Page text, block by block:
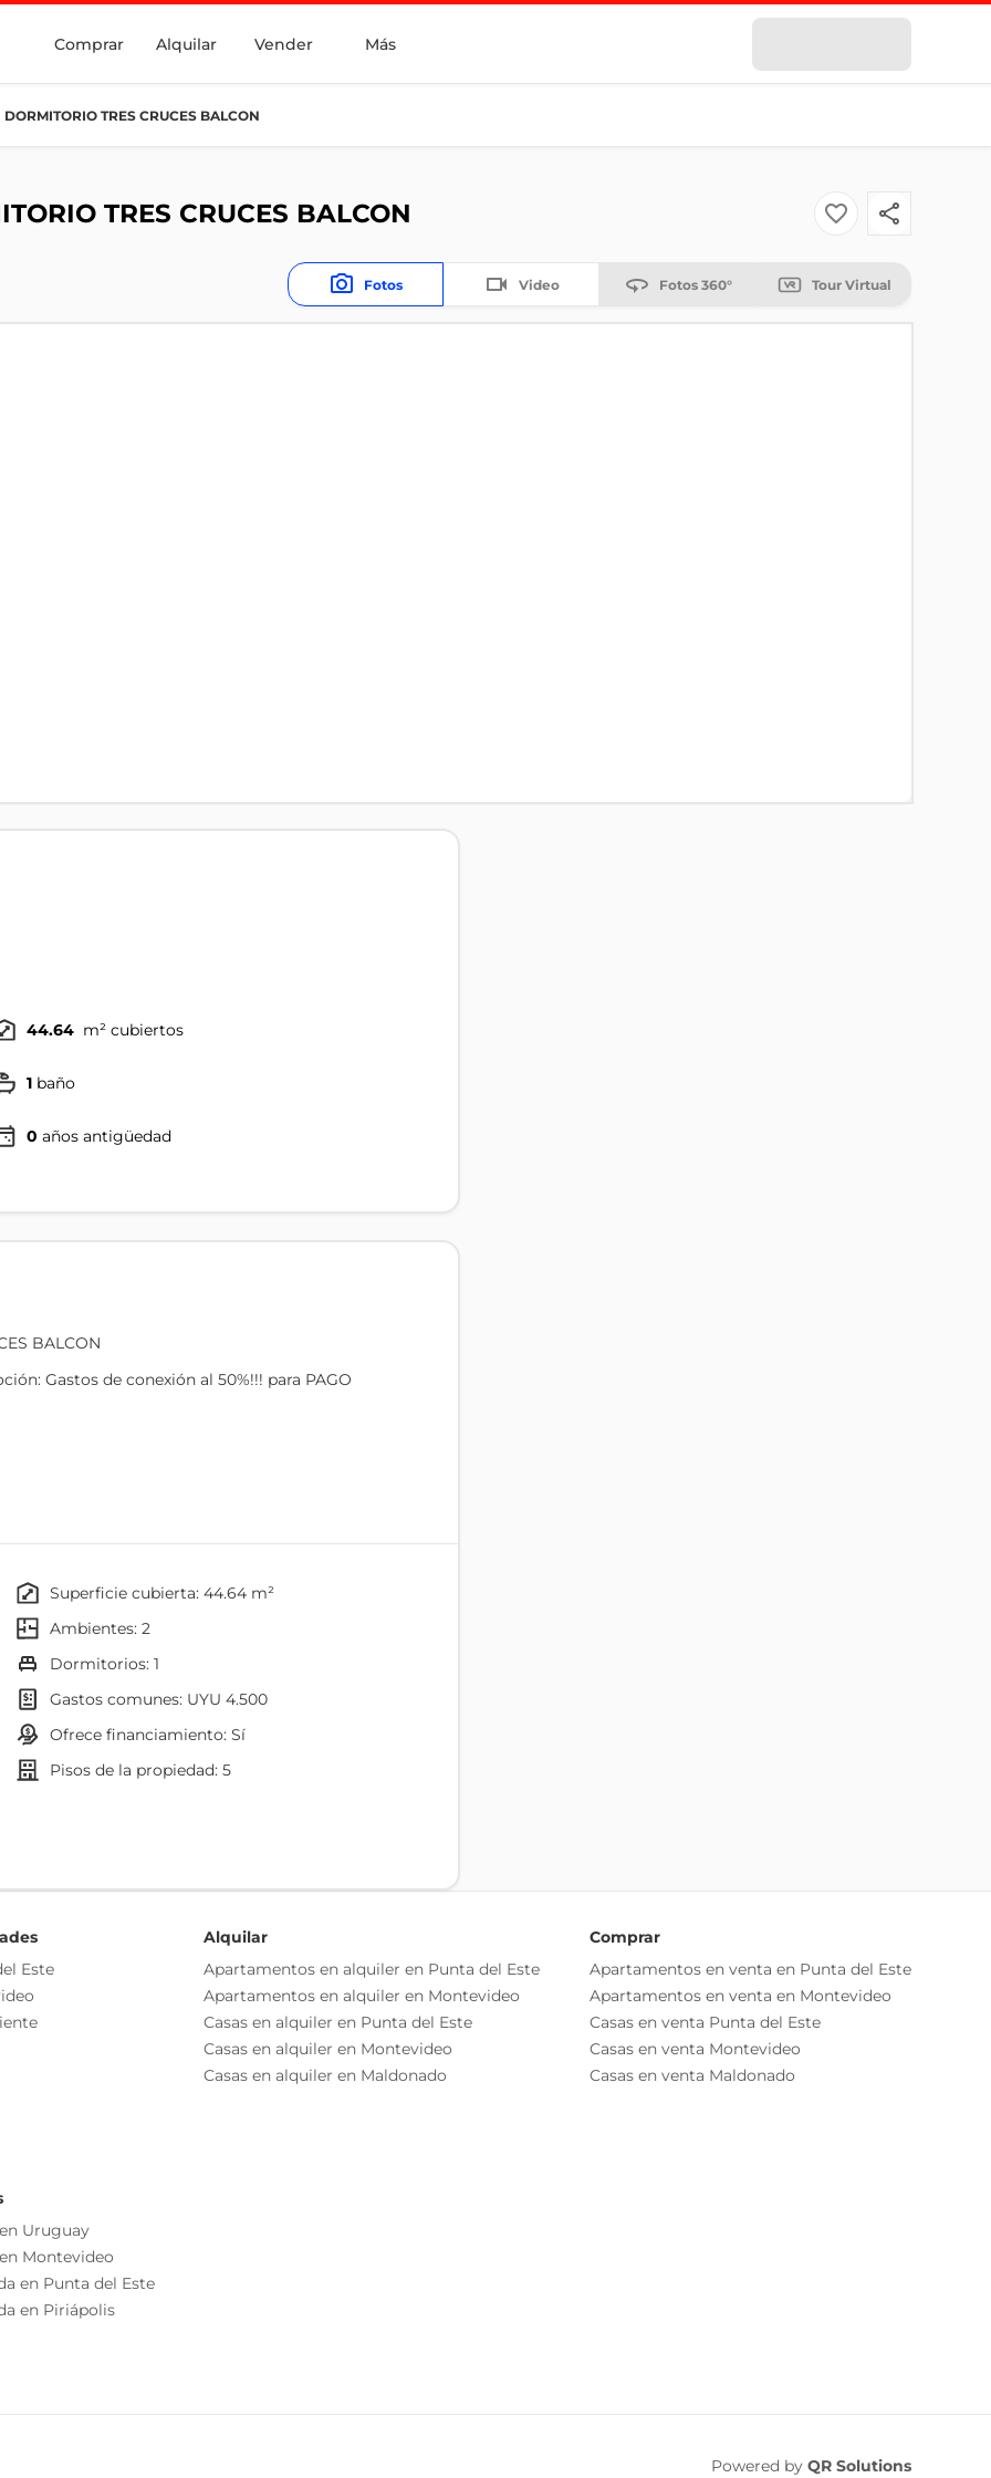
Comprar Alquilar Vender Más
TRES CRUCES BALCON
TRES CRUCES BALCON
Fotos Video Fotos 360° Tour Virtual
44.64 m² cubiertos
1 baño
0 años antigüedad
BALCON
Gastos de conexión al 50%!!! para PAGO
SEREGNI.
1 dormitorio con balcón.
LEY DE VIVIENDA SOCIAL.
UNIDADES en pisos superiores
por 10 años (IRPF/IRAE)
de aptos. + piso 6 con amenities.
1 dormitorio c/balcón.
común
con control
superficie cubierta: 44.64 m²
ambientes: 2
dormitorios: 1
gastos comunes: UYU 4.500
ofrece financiamiento: Sí
pisos de la propiedad: 5
Internet
Acceso De Cochera, Horizontal
Este
Uruguay
Montevideo
en Punta del Este
en Piriápolis
Alquilar
Apartamentos en alquiler en Punta del Este
Apartamentos en alquiler en Montevideo
Casas en alquiler en Punta del Este
Casas en alquiler en Montevideo
Casas en alquiler en Maldonado
Comprar
Apartamentos en venta en Punta del Este
Apartamentos en venta en Montevideo
Casas en venta Punta del Este
Casas en venta Montevideo
Casas en venta Maldonado
Powered by QR Solutions